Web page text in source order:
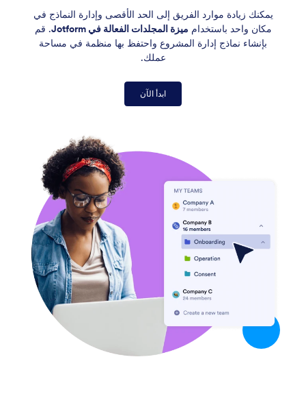
يمكنك زيادة موارد الفريق إلى الحد الأقصى وإدارة النماذج في
مكان واحد باستخدام ميزة المجلدات الفعالة في Jotform
. قم
بإنشاء نماذج إدارة المشروع واحتفظ بها منظمة في مساحة
عملك.
ابدأ الآن